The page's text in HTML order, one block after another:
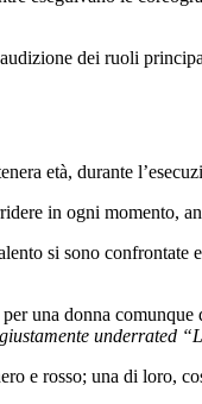
dei ruoli
età, durante
in ogni momento,
si sono
una donna comunque
underrated
e rosso; una di loro,